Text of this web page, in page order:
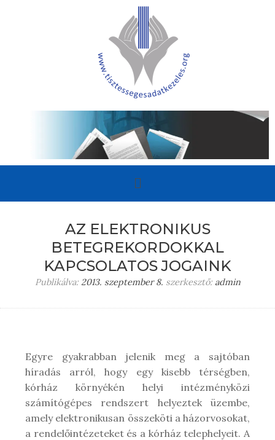
AZ ELEKTRONIKUS
BETEGREKORDOKKAL
KAPCSOLATOS JOGAINK
Publikálva: 2013. szeptember 8. szerkesztő: admin
Egyre gyakrabban jelenik meg a sajtóban
híradás arról, hogy egy kisebb térségben,
kórház környékén helyi intézményközi
számítógépes rendszert helyeztek üzembe,
amely elektronikusan összeköti a házorvosokat,
a rendelőintézeteket és a kórház telephelyeit. A